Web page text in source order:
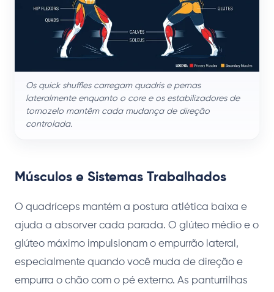
Os quick shuffles carregam quadris e pernas
lateralmente enquanto o core e os estabilizadores de
tornozelo mantêm cada mudança de direção
controlada.
Músculos e Sistemas Trabalhados
O quadríceps mantém a postura atlética baixa e
ajuda a absorver cada parada. O glúteo médio e o
glúteo máximo impulsionam o empurrão lateral,
especialmente quando você muda de direção e
empurra o chão com o pé externo. As panturrilhas